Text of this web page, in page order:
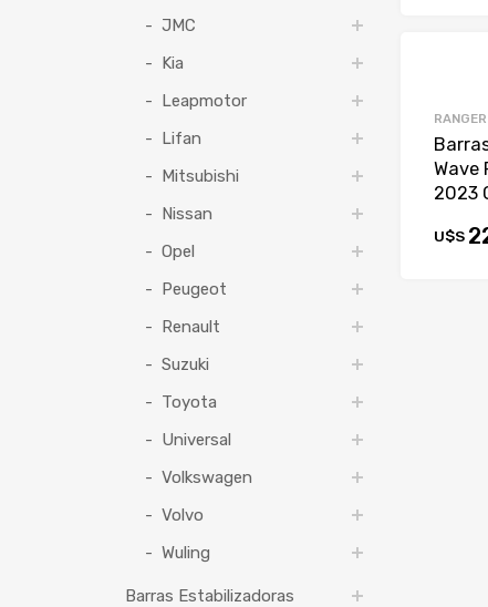
RANGER
Wave
2023
U$S
JMC
Kia
Leapmotor
Lifan
Mitsubishi
Nissan
Opel
Peugeot
Renault
Suzuki
Toyota
Universal
Volkswagen
Volvo
Wuling
Barras Estabilizadoras